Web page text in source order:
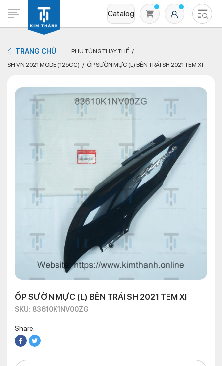
Catalog
Không có sản phẩm nào trong giỏ hàng
TRANG CHỦ
PHỤ TÙNG THAY THẾ
SH VN 2021 MODE (125CC)
ỐP SƯỜN MỰC (L) BÊN TRÁI SH 2021 TEM XI
ỐP SƯỜN MỰC (L) BÊN TRÁI SH 2021 TEM XI
SKU: 83610K1NV00ZG
Share: